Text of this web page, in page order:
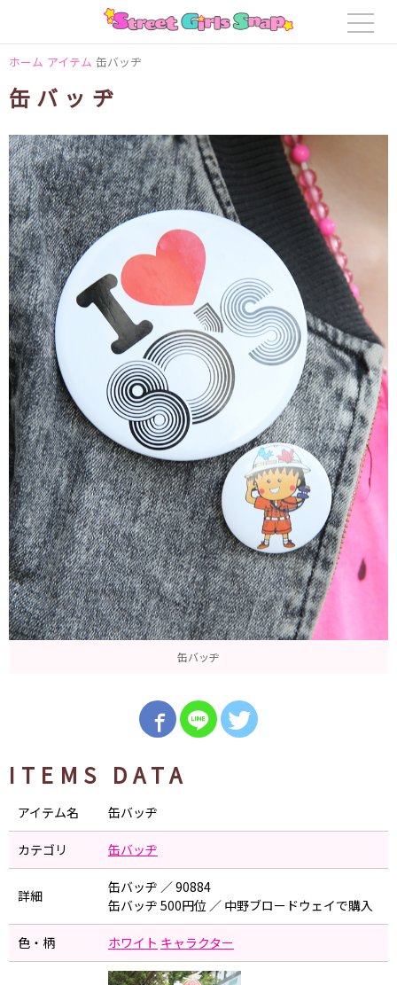
ホーム アイテム 缶バッヂ
缶バッヂ
缶バッヂ
ITEMS DATA
アイテム名 缶バッヂ
カテゴリ 缶バッヂ
詳細
缶バッヂ ／ 90884
缶バッヂ 500円位 ／ 中野ブロードウェイで購入
色・柄 ホワイト キャラクター